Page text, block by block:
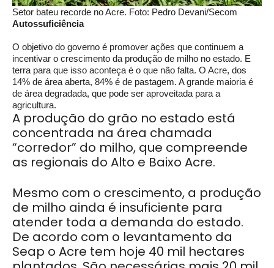
Setor bateu recorde no Acre. Foto: Pedro Devani/Secom
Autossuficiência
O objetivo do governo é promover ações que continuem a
incentivar o crescimento da produção de milho no estado. E
terra para que isso aconteça é o que não falta. O Acre, dos
14% de área aberta, 84% é de pastagem. A grande maioria é
de área degradada, que pode ser aproveitada para a
agricultura.
A produção do grão no estado está
concentrada na área chamada
“corredor” do milho, que compreende
as regionais do Alto e Baixo Acre.
Mesmo com o crescimento, a produção
de milho ainda é insuficiente para
atender toda a demanda do estado.
De acordo com o levantamento da
Seap o Acre tem hoje 40 mil hectares